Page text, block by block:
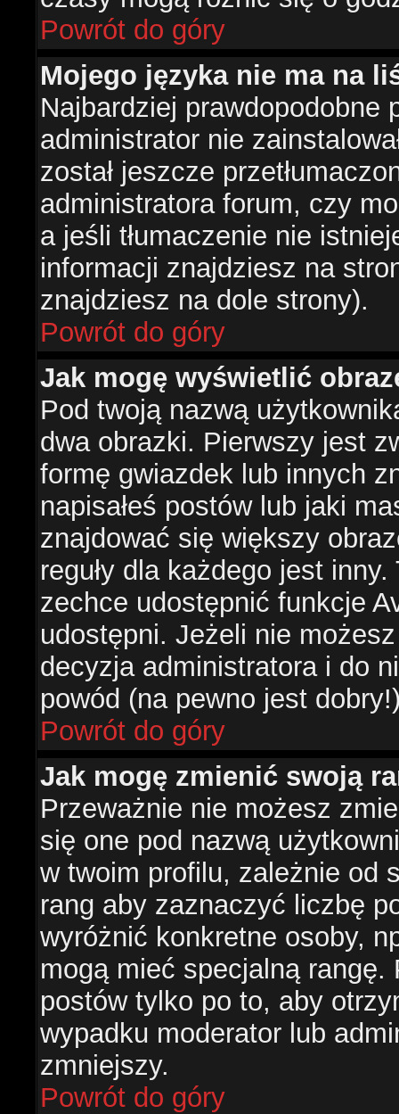
Powrót do góry
Mojego języka nie ma na
Najbardziej prawdopodobne
administrator nie
został jeszcze
administratora forum, czy
a jeśli tłumaczenie nie
informacji znajdziesz na
znajdziesz na dole strony).
Powrót do góry
Jak mogę wyświetlić
Pod twoją nazwą
dwa obrazki. Pierwszy jest
formę gwiazdek lub innych
napisałeś postów lub jaki
znajdować się większy
reguły dla każdego jest
zechce udostępnić funkcje
udostępni. Jeżeli nie
decyzja administratora i do
powód (na pewno jest
Powrót do góry
Jak mogę zmienić swoją
Przeważnie nie możesz
się one pod nazwą
w twoim profilu, zależnie od
rang aby zaznaczyć liczbę
wyróżnić konkretne osoby,
mogą mieć specjalną
postów tylko po to, aby
wypadku moderator lub
zmniejszy.
Powrót do góry